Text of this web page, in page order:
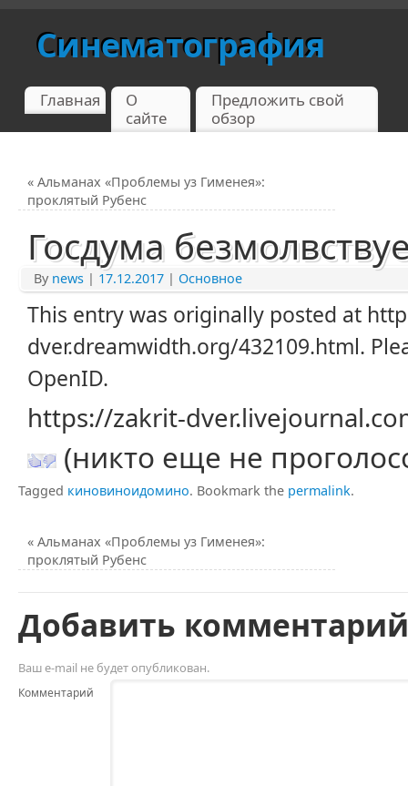
Синематография
Главная
О
сайте
Предложить свой
обзор
« Альманах «Проблемы уз Гименея»:
проклятый Рубенс
Госдума
By news | 17.12.2017 | Основное
This entry was originally posted at
dver.dreamwidth.org/432109.html.
OpenID.
https://zakrit-
(никто еще не
Tagged киновиноидомино. Bookmark the permalink.
« Альманах «Проблемы уз Гименея»:
проклятый Рубенс
Добавить комментарий
Ваш e-mail не будет опубликован.
Комментарий